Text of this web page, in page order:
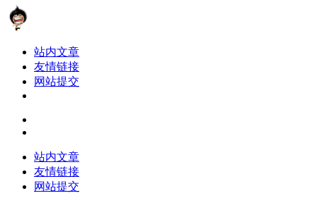
站内文章
友情链接
网站提交
站内文章
友情链接
网站提交